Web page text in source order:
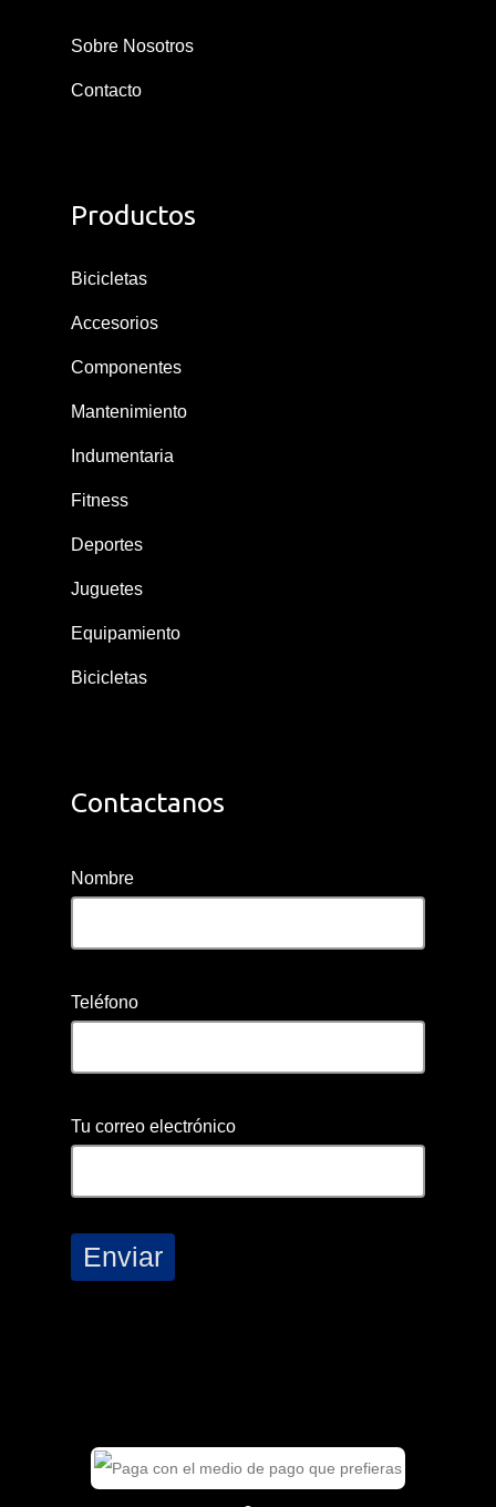
Sobre Nosotros
Contacto
Productos
Bicicletas
Accesorios
Componentes
Mantenimiento
Indumentaria
Fitness
Deportes
Juguetes
Equipamiento
Bicicletas
Contactanos
Nombre
Teléfono
Tu correo electrónico